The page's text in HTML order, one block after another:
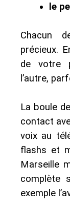
le
Chacun
précieux.
de votre
l’autre,
La boule
contact
voix au
flashs et
Marseille
complète
exemple